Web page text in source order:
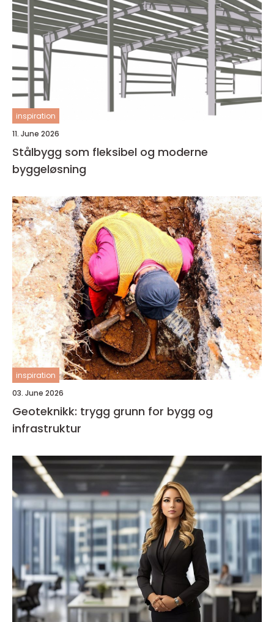
inspiration
11. June 2026
Stålbygg som fleksibel og moderne
byggeløsning
inspiration
03. June 2026
Geoteknikk: trygg grunn for bygg og
infrastruktur